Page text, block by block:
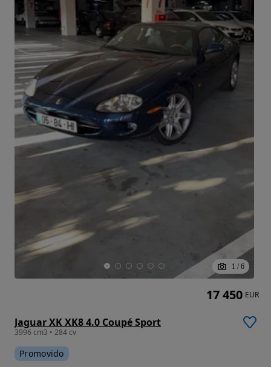
1 / 6
Jaguar XK XK8 4.0 Coupé Sport
3996 cm3 • 284 cv
Promovido
17 450 EUR